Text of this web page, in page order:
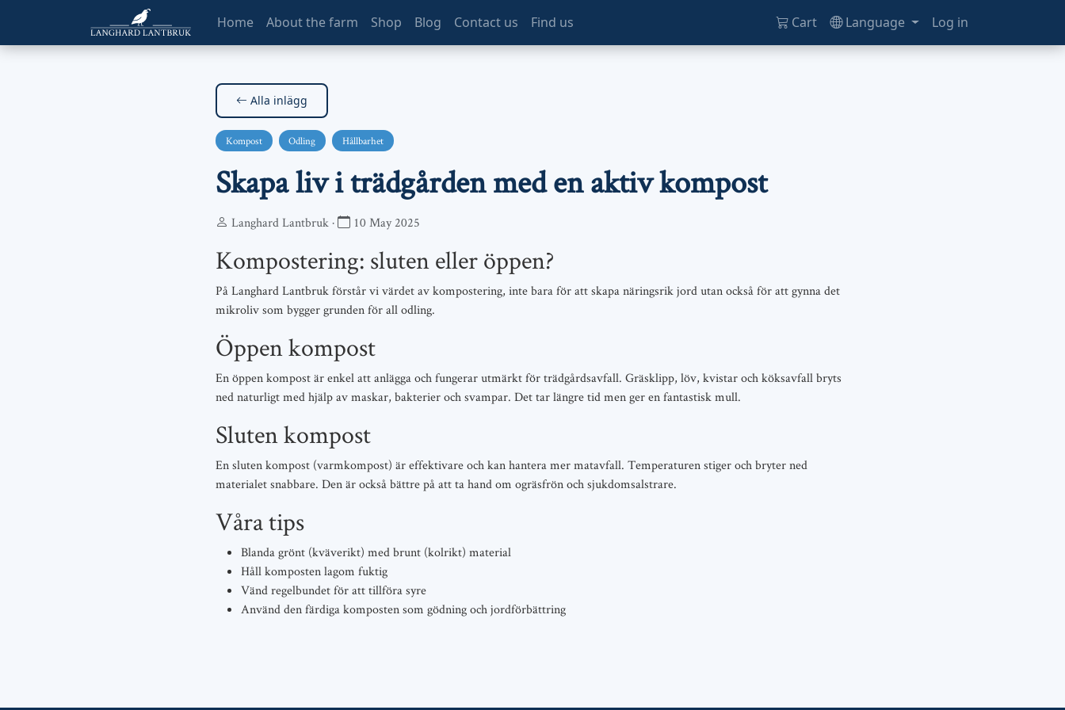
Home About the farm Shop Blog Contact us Find us Cart Language Log in
Alla inlägg
Kompost Odling Hållbarhet
Skapa liv i trädgården med en aktiv kompost
Langhard Lantbruk · 10 May 2025
Kompostering: sluten eller öppen?
På Langhard Lantbruk förstår vi värdet av kompostering, inte bara för att skapa näringsrik jord utan också för att gynna det
mikroliv som bygger grunden för all odling.
Öppen kompost
En öppen kompost är enkel att anlägga och fungerar utmärkt för trädgårdsavfall. Gräsklipp, löv, kvistar och köksavfall bryts
ned naturligt med hjälp av maskar, bakterier och svampar. Det tar längre tid men ger en fantastisk mull.
Sluten kompost
En sluten kompost (varmkompost) är effektivare och kan hantera mer matavfall. Temperaturen stiger och bryter ned
materialet snabbare. Den är också bättre på att ta hand om ogräsfrön och sjukdomsalstrare.
Våra tips
Blanda grönt (kväverikt) med brunt (kolrikt) material
Håll komposten lagom fuktig
Vänd regelbundet för att tillföra syre
Använd den färdiga komposten som gödning och jordförbättring